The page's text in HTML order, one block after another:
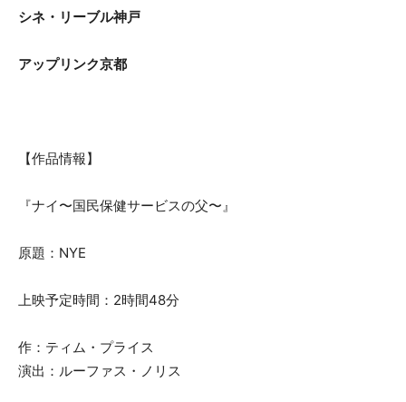
シネ・リーブル神戸
アップリンク京都
【作品情報】
『ナイ〜国民保健サービスの父〜』
原題：NYE
上映予定時間：2時間48分
作：ティム・プライス
演出：ルーファス・ノリス